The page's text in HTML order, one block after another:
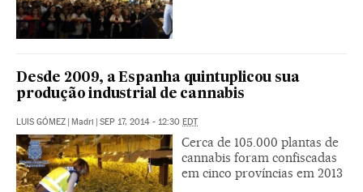
Desde 2009, a Espanha quintuplicou sua
produção industrial de cannabis
LUIS GÓMEZ | Madri | SEP 17, 2014 - 12:30 EDT
Cerca de 105.000 plantas de
cannabis foram confiscadas
em cinco províncias em 2013